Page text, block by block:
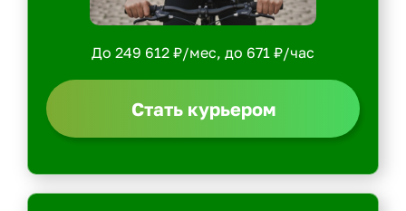
До 249 612 ₽/мес, до 671 ₽/час
Стать курьером